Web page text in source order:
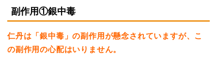
副作用①銀中毒
仁丹は「銀中毒」の副作用が懸念されていますが、こ
の副作用の心配はいりません。